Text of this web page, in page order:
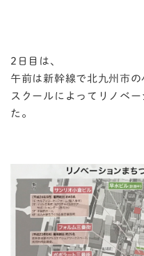
2日目は、
午前は新幹線で北九州市
スクールによってリノベ
た。